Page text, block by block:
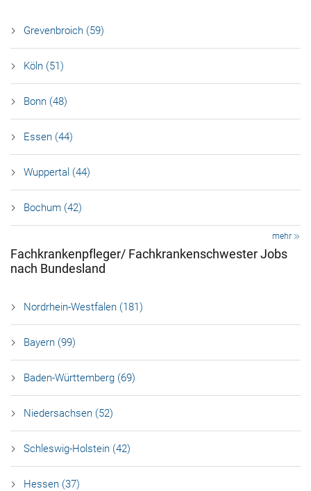
Grevenbroich (59)
Köln (51)
Bonn (48)
Essen (44)
Wuppertal (44)
Bochum (42)
mehr
Fachkrankenpfleger/ Fachkrankenschwester Jobs
nach Bundesland
Nordrhein-Westfalen (181)
Bayern (99)
Baden-Württemberg (69)
Niedersachsen (52)
Schleswig-Holstein (42)
Hessen (37)